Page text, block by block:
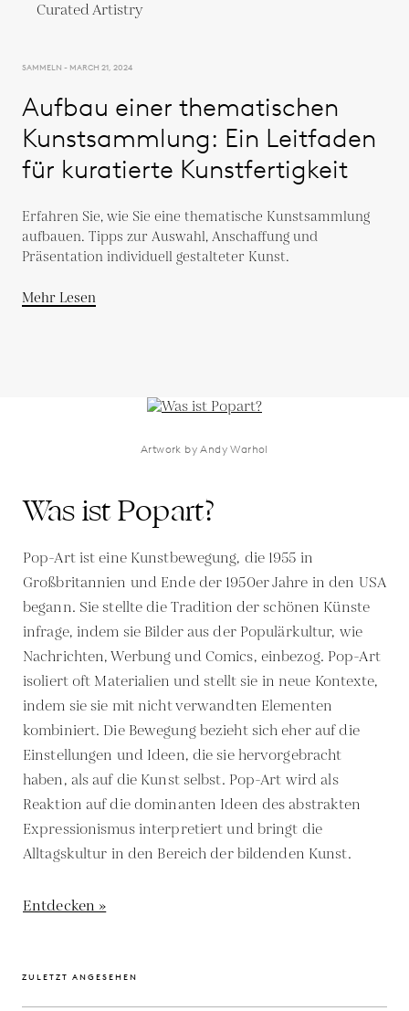
SAMMELN - MARCH 21, 2024
Aufbau einer thematischen
Kunstsammlung: Ein Leitfaden
für kuratierte Kunstfertigkeit
Erfahren Sie, wie Sie eine thematische Kunstsammlung
aufbauen. Tipps zur Auswahl, Anschaffung und
Präsentation individuell gestalteter Kunst.
Mehr Lesen
Artwork by Andy Warhol
Was ist Popart?
Pop-Art ist eine Kunstbewegung, die 1955 in
Großbritannien und Ende der 1950er Jahre in den USA
begann. Sie stellte die Tradition der schönen Künste
infrage, indem sie Bilder aus der Populärkultur, wie
Nachrichten, Werbung und Comics, einbezog. Pop-Art
isoliert oft Materialien und stellt sie in neue Kontexte,
indem sie sie mit nicht verwandten Elementen
kombiniert. Die Bewegung bezieht sich eher auf die
Einstellungen und Ideen, die sie hervorgebracht
haben, als auf die Kunst selbst. Pop-Art wird als
Reaktion auf die dominanten Ideen des abstrakten
Expressionismus interpretiert und bringt die
Alltagskultur in den Bereich der bildenden Kunst.
Entdecken »
ZULETZT ANGESEHEN